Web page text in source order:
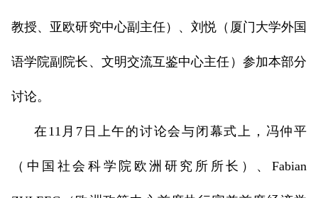
教授、亚欧研究中心副主任）、刘悦（厦门大学外国
语学院副院长、文明交流互鉴中心主任）参加本部分
讨论。
在11月7日上午的讨论会与闭幕式上，冯仲平
（中国社会科学院欧洲研究所所长）、Fabian